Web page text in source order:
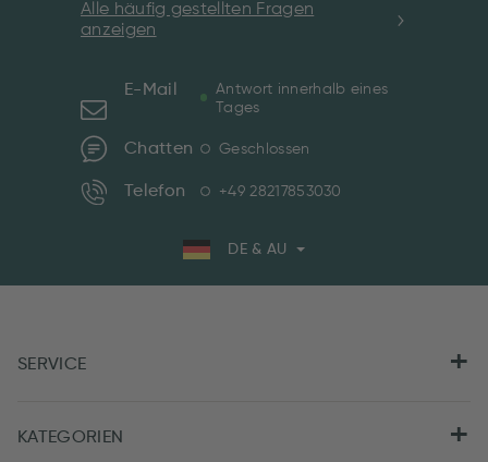
Alle häufig gestellten Fragen
anzeigen
E-Mail
Antwort innerhalb eines
Tages
Chatten Geschlossen
Telefon +49 28217853030
DE & AU
SERVICE
KATEGORIEN